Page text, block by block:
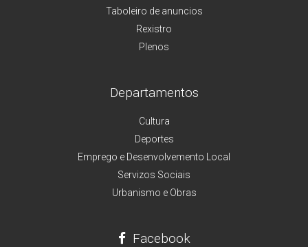
Taboleiro de anuncios
Rexistro
Plenos
Departamentos
Cultura
Deportes
Emprego e Desenvolvemento Local
Servizos Sociais
Urbanismo e Obras
Facebook